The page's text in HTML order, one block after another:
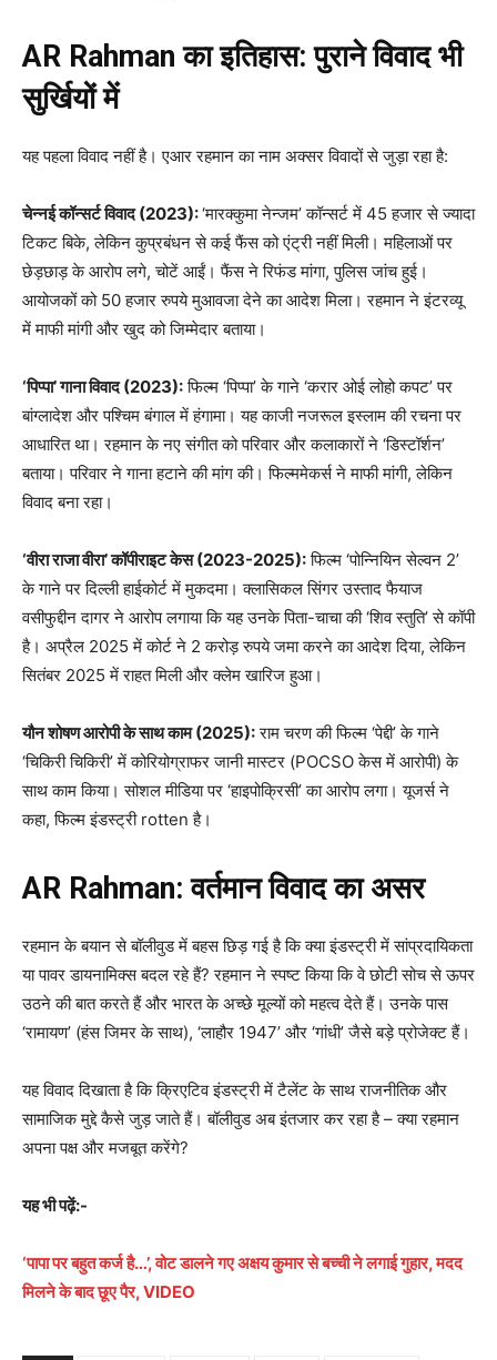
AR Rahman का इतिहास: पुराने विवाद भी
सुर्खियों में
यह पहला विवाद नहीं है। एआर रहमान का नाम अक्सर विवादों से जुड़ा रहा है:
चेन्नई कॉन्सर्ट विवाद (2023):‘मारक्कुमा नेन्जम’ कॉन्सर्ट में 45 हजार से ज्यादा
टिकट बिके, लेकिन कुप्रबंधन से कई फैंस को एंट्री नहीं मिली। महिलाओं पर
छेड़छाड़ के आरोप लगे, चोटें आईं। फैंस ने रिफंड मांगा, पुलिस जांच हुई।
आयोजकों को 50 हजार रुपये मुआवजा देने का आदेश मिला। रहमान ने इंटरव्यू
में माफी मांगी और खुद को जिम्मेदार बताया।
‘पिप्पा’ गाना विवाद (2023):फिल्म ‘पिप्पा’ के गाने ‘करार ओई लोहो कपट’ पर
बांग्लादेश और पश्चिम बंगाल में हंगामा। यह काजी नजरूल इस्लाम की रचना पर
आधारित था। रहमान के नए संगीत को परिवार और कलाकारों ने ‘डिस्टॉर्शन’
बताया। परिवार ने गाना हटाने की मांग की। फिल्ममेकर्स ने माफी मांगी, लेकिन
विवाद बना रहा।
‘वीरा राजा वीरा’ कॉपीराइट केस (2023-2025):फिल्म ‘पोन्नियिन सेल्वन 2’
के गाने पर दिल्ली हाईकोर्ट में मुकदमा। क्लासिकल सिंगर उस्ताद फैयाज
वसीफुद्दीन दागर ने आरोप लगाया कि यह उनके पिता-चाचा की ‘शिव स्तुति’ से कॉपी
है। अप्रैल 2025 में कोर्ट ने 2 करोड़ रुपये जमा करने का आदेश दिया, लेकिन
सितंबर 2025 में राहत मिली और क्लेम खारिज हुआ।
यौन शोषण आरोपी के साथ काम (2025):राम चरण की फिल्म ‘पेद्दी’ के गाने
‘चिकिरी चिकिरी’ में कोरियोग्राफर जानी मास्टर (POCSO केस में आरोपी) के
साथ काम किया। सोशल मीडिया पर ‘हाइपोक्रिसी’ का आरोप लगा। यूजर्स ने
कहा, फिल्म इंडस्ट्री rotten है।
AR Rahman: वर्तमान विवाद का असर
रहमान के बयान से बॉलीवुड में बहस छिड़ गई है कि क्या इंडस्ट्री में सांप्रदायिकता
या पावर डायनामिक्स बदल रहे हैं? रहमान ने स्पष्ट किया कि वे छोटी सोच से ऊपर
उठने की बात करते हैं और भारत के अच्छे मूल्यों को महत्व देते हैं। उनके पास
‘रामायण’ (हंस जिमर के साथ), ‘लाहौर 1947’ और ‘गांधी’ जैसे बड़े प्रोजेक्ट हैं।
यह विवाद दिखाता है कि क्रिएटिव इंडस्ट्री में टैलेंट के साथ राजनीतिक और
सामाजिक मुद्दे कैसे जुड़ जाते हैं। बॉलीवुड अब इंतजार कर रहा है – क्या रहमान
अपना पक्ष और मजबूत करेंगे?
यह भी पढ़ें:-
‘पापा पर बहुत कर्ज है…’, वोट डालने गए अक्षय कुमार से बच्‍ची ने लगाई गुहार, मदद
मिलने के बाद छूए पैर, VIDEO